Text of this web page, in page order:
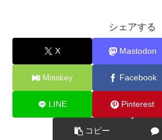
シェアする
X Mastodon
Misskey Facebook
LINE Pinterest
コピー